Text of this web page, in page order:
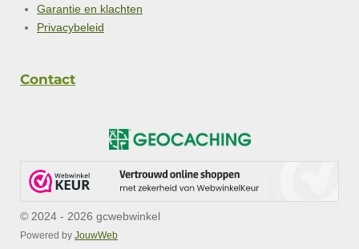
Garantie en klachten
Privacybeleid
Contact
© 2024 - 2026 gcwebwinkel
Powered by JouwWeb